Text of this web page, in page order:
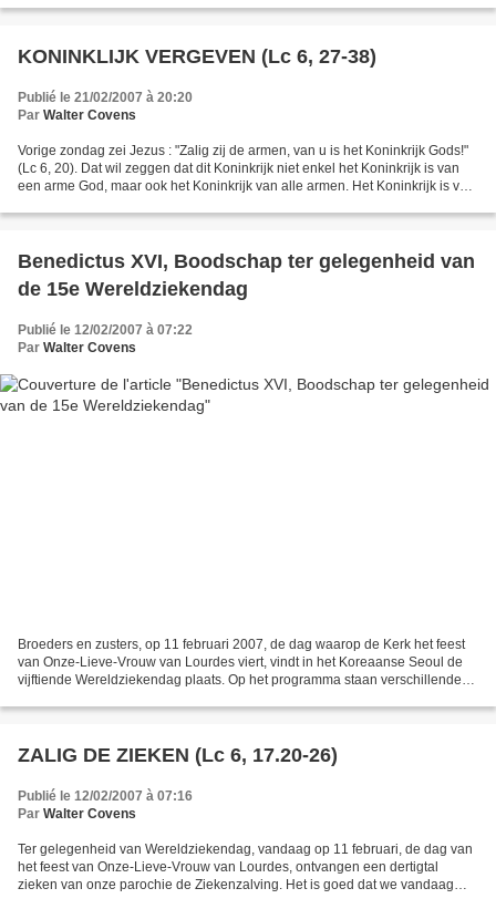
KONINKLIJK VERGEVEN (Lc 6, 27-38)
Publié le 21/02/2007 à 20:20
Par Walter Covens
Vorige zondag zei Jezus : "Zalig zij de armen, van u is het Koninkrijk Gods!"
(Lc 6, 20). Dat wil zeggen dat dit Koninkrijk niet enkel het Koninkrijk is van
een arme God, maar ook het Koninkrijk van alle armen. Het Koninkrijk is van
Benedictus XVI, Boodschap ter gelegenheid van
de 15e Wereldziekendag
Publié le 12/02/2007 à 07:22
Par Walter Covens
Broeders en zusters, op 11 februari 2007, de dag waarop de Kerk het feest
van Onze-Lieve-Vrouw van Lourdes viert, vindt in het Koreaanse Seoul de
vijftiende Wereldziekendag plaats. Op het programma staan verschillende
ZALIG DE ZIEKEN (Lc 6, 17.20-26)
Publié le 12/02/2007 à 07:16
Par Walter Covens
Ter gelegenheid van Wereldziekendag, vandaag op 11 februari, de dag van
het feest van Onze-Lieve-Vrouw van Lourdes, ontvangen een dertigtal
zieken van onze parochie de Ziekenzalving. Het is goed dat we vandaag